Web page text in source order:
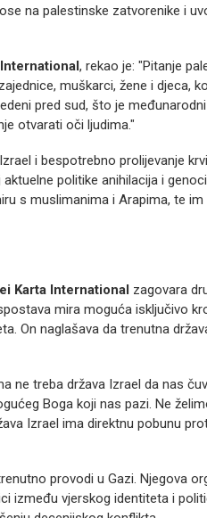
na palestinske zatvorenike i
, rekao je: "Pitanje
muškarci, žene i djeca,
pred sud, što je
otvarati oči ljudima."
i bespotrebno prolijevanje
politike anihilacija i
s muslimanima i Arapima, te
Karta International zagovara
mira moguća isključivo
On naglašava da trenutna
ne treba država Izrael da nas
Boga koji nas pazi. Ne
Izrael ima direktnu pobunu
provodi u Gazi. Njegova
između vjerskog identiteta i